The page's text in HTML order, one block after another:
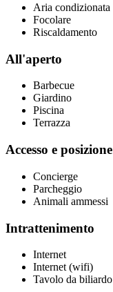
Aria condizionata
Focolare
Riscaldamento
All'aperto
Barbecue
Giardino
Piscina
Terrazza
Accesso e posizione
Concierge
Parcheggio
Animali ammessi
Intrattenimento
Internet
Internet (wifi)
Tavolo da biliardo